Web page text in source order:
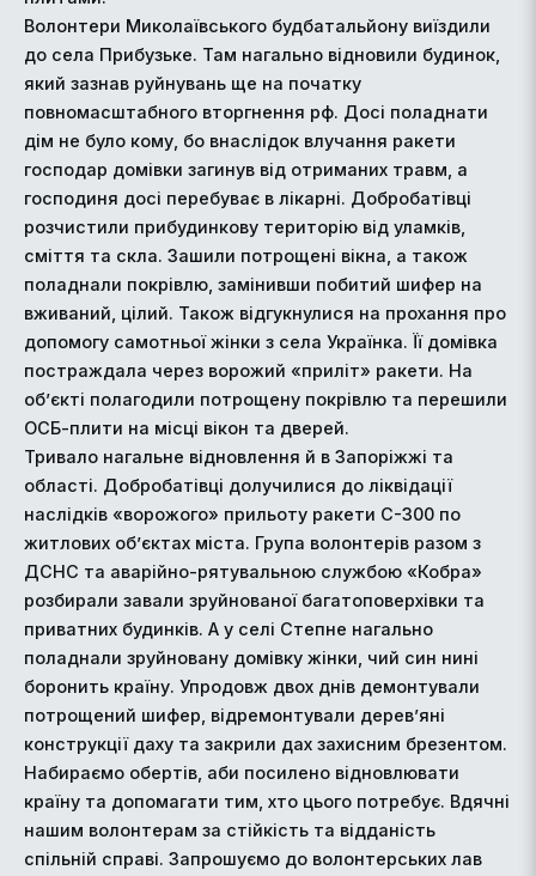
Волонтери Миколаївського будбатальйону виїздили
до села Прибузьке. Там нагально відновили будинок,
який зазнав руйнувань ще на початку
повномасштабного вторгнення рф. Досі поладнати
дім не було кому, бо внаслідок влучання ракети
господар домівки загинув від отриманих травм, а
господиня досі перебуває в лікарні. Добробатівці
розчистили прибудинкову територію від уламків,
сміття та скла. Зашили потрощені вікна, а також
поладнали покрівлю, замінивши побитий шифер на
вживаний, цілий. Також відгукнулися на прохання про
допомогу самотньої жінки з села Українка. Її домівка
постраждала через ворожий «приліт» ракети. На
об’єкті полагодили потрощену покрівлю та перешили
ОСБ-плити на місці вікон та дверей.
Тривало нагальне відновлення й в Запоріжжі та
області. Добробатівці долучилися до ліквідації
наслідків «ворожого» прильоту ракети С-300 по
житлових об’єктах міста. Група волонтерів разом з
ДСНС та аварійно-рятувальною службою «Кобра»
розбирали завали зруйнованої багатоповерхівки та
приватних будинків. А у селі Степне нагально
поладнали зруйновану домівку жінки, чий син нині
боронить країну. Упродовж двох днів демонтували
потрощений шифер, відремонтували дерев’яні
конструкції даху та закрили дах захисним брезентом.
Набираємо обертів, аби посилено відновлювати
країну та допомагати тим, хто цього потребує. Вдячні
нашим волонтерам за стійкість та відданість
спільній справі. Запрошуємо до волонтерських лав